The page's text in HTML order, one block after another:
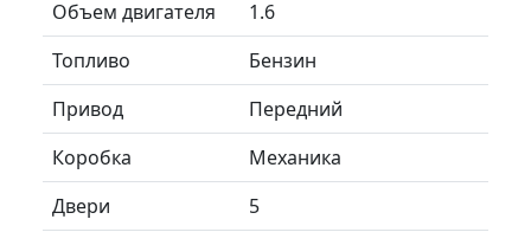
Объем двигателя
1.6
Топливо
Бензин
Привод
Передний
Коробка
Механика
Двери
5